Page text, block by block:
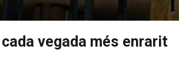
vegada més enrarit